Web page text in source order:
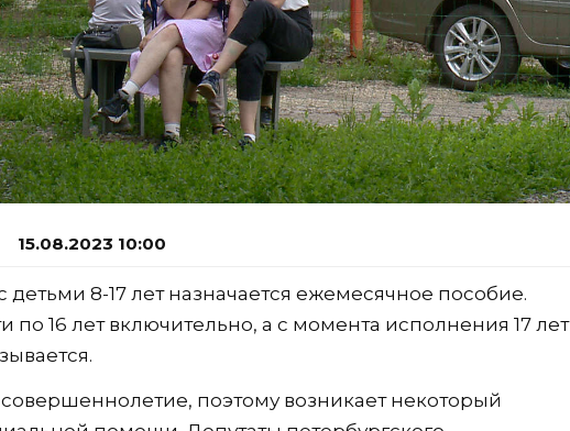
15.08.2023 10:00
8-17 лет назначается ежемесячное пособие.
по 16 лет включительно, а с момента исполнения 17 лет
поэтому возникает некоторый